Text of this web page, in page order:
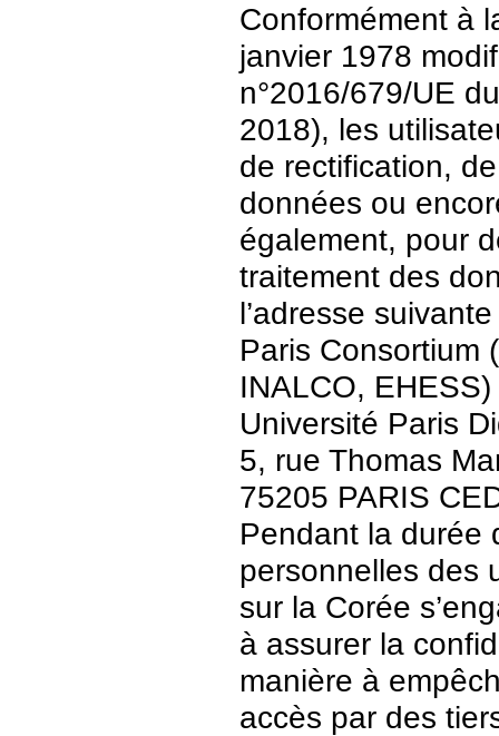
Conformément à
janvier 1978
n°2016/679/UE
2018), les
de rectification,
données ou
également, pour
traitement des
l’adresse
Paris Consortium
INALCO, EHESS)
Université Paris
5, rue Thomas
75205 PARIS
Pendant la durée
personnelles des
sur la Corée
à assurer la
manière à
accès par des